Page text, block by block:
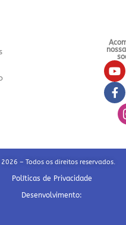
– Todos os direitos reservados.
Políticas de Privacidade
Desenvolvimento: